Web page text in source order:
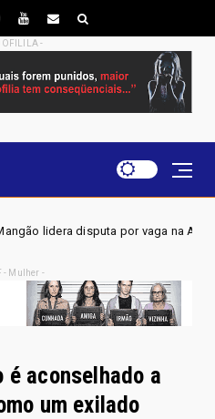
-
vaga na Alego em Novo Gama,
- Mulher -
é aconselhado a
um exilado